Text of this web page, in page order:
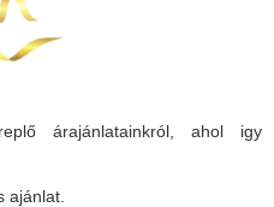
árajánlatainkról, ahol igy
ajánlat.